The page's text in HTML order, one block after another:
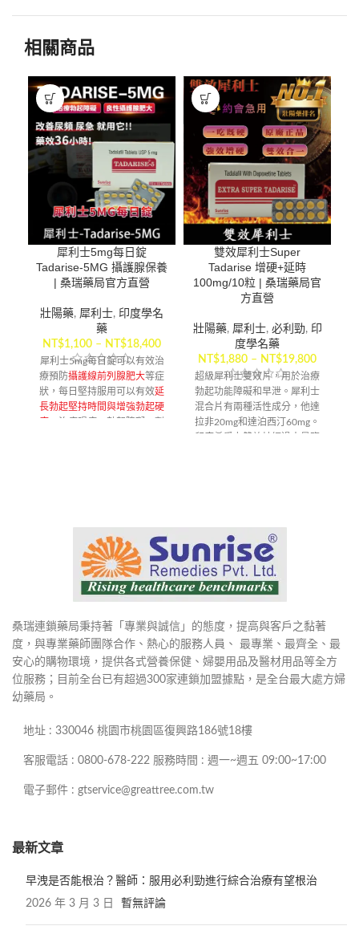
相關商品
犀利士5mg每日錠
Tadarise-5MG 攝護腺保養
| 桑瑞藥局官方直營
壯陽藥, 犀利士, 印度學名
藥
NT$1,100 – NT$18,400
犀利士5mg每日錠可以有效治
療預防攝護線前列腺肥大等症
狀，每日堅持服用可以有效延
長勃起堅持時間與增強勃起硬
雙效犀利士Super
Tadarise 增硬+延時
100mg/10粒 | 桑瑞藥局官
方直營
壯陽藥, 犀利士, 必利勁, 印
度學名藥
NT$1,880 – NT$19,800
超級犀利士雙效片，用於治療
勃起功能障礙和早泄。犀利士
混合片有兩種活性成分，他達
拉非20mg和達泊西汀60mg。
顯著。
【配送方式】
桑瑞連鎖藥局秉持著「專業與誠信」的態度，提高與客戶之黏著
度，與專業藥師團隊合作、熱心的服務人員、 最專業、最齊全、最
安心的購物環境，提供各式營養保健、婦嬰用品及醫材用品等全方
位服務；目前全台已有超過300家連鎖加盟據點，是全台最大處方婦
幼藥局。
地址 : 330046 桃園市桃園區復興路186號18樓
客服電話 : 0800-678-222 服務時間 : 週一~週五 09:00~17:00
電子郵件 : gtservice@greattree.com.tw
最新文章
早洩是否能根治？醫師：服用必利勁進行綜合治療有望根治
2026 年 3 月 3 日 暫無評論